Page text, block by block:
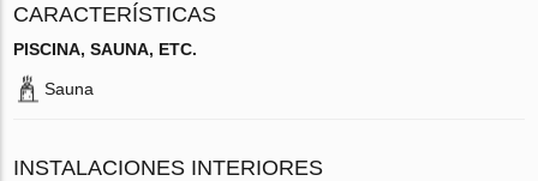
CARACTERÍSTICAS
PISCINA, SAUNA, ETC.
Sauna
INSTALACIONES INTERIORES